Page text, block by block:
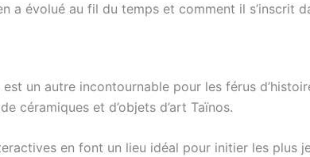
a évolué au fil du temps et comment il s’inscrit
un autre incontournable pour les férus
céramiques et d’objets d’art Taïnos.
en font un lieu idéal pour initier les plus